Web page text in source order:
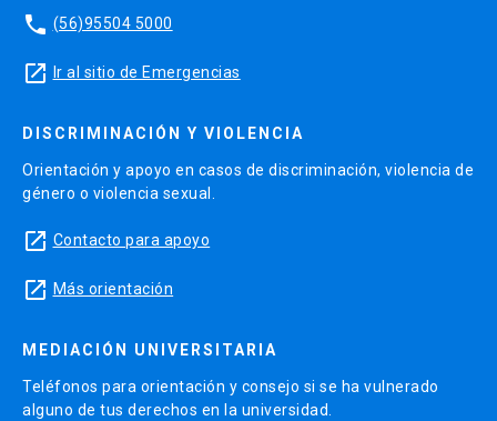
capacidad de detectar un problema crítico a
transformarlo en una oportunidad de mejora a
innovadoras.
Resultados de Aprendizaje:
Reconocer los conceptos claves y los modelos
phone (56)95504 5000
launch Ir al sitio de Emergencias
DISCRIMINACIÓN Y VIOLENCIA
Orientación y apoyo en casos de discriminación, violencia de
género o violencia sexual.
launch Contacto para apoyo
launch Más orientación
MEDIACIÓN UNIVERSITARIA
Teléfonos para orientación y consejo si se ha vulnerado
alguno de tus derechos en la universidad.